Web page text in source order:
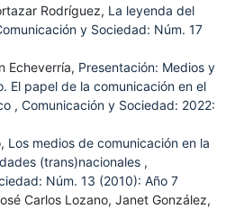
Rodríguez, La leyenda del
y Sociedad: Núm. 17
Echeverría, Presentación: Medios y
El papel de la comunicación en el
, Comunicación y Sociedad: 2022:
Los medios de comunicación en la
(trans)nacionales ,
Núm. 13 (2010): Año 7
Carlos Lozano, Janet González,